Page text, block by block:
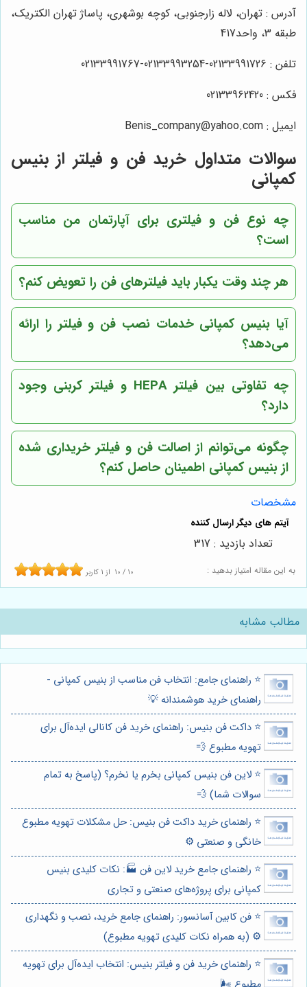
آدرس : تهران، لاله زارجنوبی، کوچه بوشهری، پاساژ تهران الکتریک،
طبقه 3، واحد417
تلفن : 02133991726-02133993254-02133991767
فکس : 02133962420
ایمیل : Benis_company@yahoo.com
سوالات متداول خرید فن و فیلتر از بنیس
کمپانی
چه نوع فن و فیلتری برای آپارتمان من مناسب
است؟
هر چند وقت یکبار باید فیلترهای فن را تعویض کنم؟
آیا بنیس کمپانی خدمات نصب فن و فیلتر را ارائه
می‌دهد؟
چه تفاوتی بین فیلتر HEPA و فیلتر کربنی وجود
دارد؟
چگونه می‌توانم از اصالت فن و فیلتر خریداری شده
از بنیس کمپانی اطمینان حاصل کنم؟
مشخصات
به این مقاله امتیاز بدهید : 10 / 10 از 1 کاربر
تعداد بازدید : 317
مطالب مشابه
⭐️ راهنمای جامع: انتخاب فن مناسب از بنیس کمپانی -
راهنمای خرید هوشمندانه 💡
⭐️ داکت فن بنیس: راهنمای خرید فن کانالی ایده‌آل برای
تهویه مطبوع 💨
⭐️ لاین فن بنیس کمپانی بخرم یا نخرم؟ (پاسخ به تمام
سوالات شما) 💨
⭐️ راهنمای خرید داکت فن بنیس: حل مشکلات تهویه مطبوع
خانگی و صنعتی ⚙️
⭐️ راهنمای جامع خرید لاین فن 🏭: نکات کلیدی بنیس
کمپانی برای پروژه‌های صنعتی و تجاری
⭐️ فن کابین آسانسور: راهنمای جامع خرید، نصب و نگهداری
⚙️ (به همراه نکات کلیدی تهویه مطبوع)
⭐️ راهنمای خرید فن و فیلتر بنیس: انتخاب ایده‌آل برای تهویه